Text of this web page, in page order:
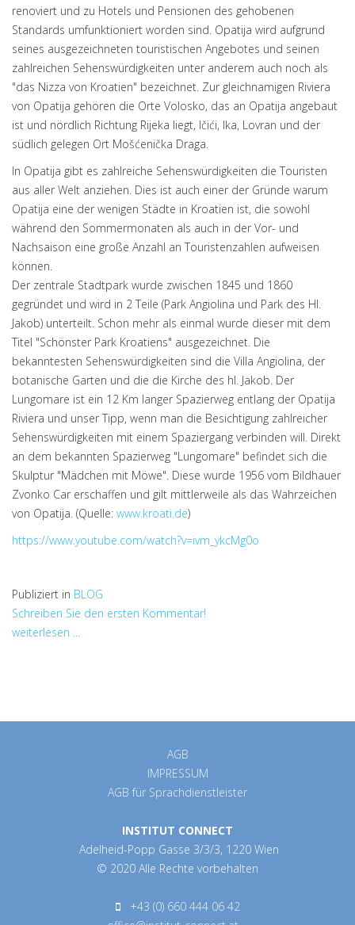
renoviert und zu Hotels und Pensionen des gehobenen
Standards umfunktioniert worden sind. Opatija wird aufgrund
seines ausgezeichneten touristischen Angebotes und seinen
zahlreichen Sehenswürdigkeiten unter anderem auch noch als
"das Nizza von Kroatien" bezeichnet. Zur gleichnamigen Riviera
von Opatija gehören die Orte Volosko, das an Opatija angebaut
ist und nördlich Richtung Rijeka liegt, Ičići, Ika, Lovran und der
südlich gelegen Ort Mošćenička Draga.
In Opatija gibt es zahlreiche Sehenswürdigkeiten die Touristen
aus aller Welt anziehen. Dies ist auch einer der Gründe warum
Opatija eine der wenigen Städte in Kroatien ist, die sowohl
während den Sommermonaten als auch in der Vor- und
Nachsaison eine große Anzahl an Touristenzahlen aufweisen
können.
Der zentrale Stadtpark wurde zwischen 1845 und 1860
gegründet und wird in 2 Teile (Park Angiolina und Park des Hl.
Jakob) unterteilt. Schon mehr als einmal wurde dieser mit dem
Titel "Schönster Park Kroatiens" ausgezeichnet. Die
bekanntesten Sehenswürdigkeiten sind die Villa Angiolina, der
botanische Garten und die die Kirche des hl. Jakob. Der
Lungomare ist ein 12 Km langer Spazierweg entlang der Opatija
Riviera und unser Tipp, wenn man die Besichtigung zahlreicher
Sehenswürdigkeiten mit einem Spaziergang verbinden will. Direkt
an dem bekannten Spazierweg "Lungomare" befindet sich die
Skulptur "Mädchen mit Möwe". Diese wurde 1956 vom Bildhauer
Zvonko Car erschaffen und gilt mittlerweile als das Wahrzeichen
von Opatija. (Quelle: www.kroati.de)
https://www.youtube.com/watch?v=ivm_ykcMg0o
Publiziert in BLOG
Schreiben Sie den ersten Kommentar!
weiterlesen ...
AGB
IMPRESSUM
AGB für Sprachdienstleister
INSTITUT CONNECT
Adelheid-Popp Gasse 3/3/3, 1220 Wien
© 2020 Alle Rechte vorbehalten
+43 (0) 660 444 06 42